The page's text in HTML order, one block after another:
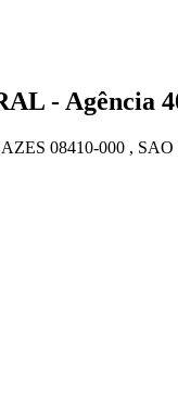
- Agência
08410-000 , SAO